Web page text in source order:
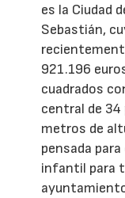
es la Ciudad
Sebastián,
921.196
cuadrados
central de
metros de
pensada
infantil para